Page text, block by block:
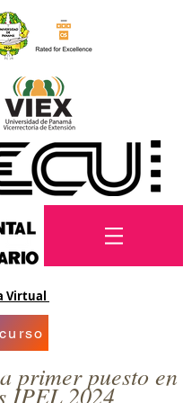
Virtual
primer puesto en
IPEL 2024